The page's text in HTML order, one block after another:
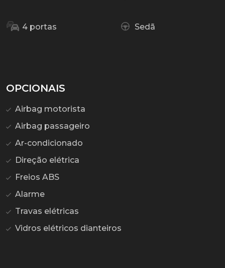
4 portas Sedã
OPCIONAIS
Airbag motorista
Airbag passageiro
Ar-condicionado
Direção elétrica
Freios ABS
Alarme
Travas elétricas
Vidros elétricos dianteiros